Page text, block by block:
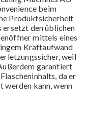
beim
Produktsicherheit
ersetzt den üblichen
mittels eines
Kraftaufwand
weil
garantiert
da er
werden kann, wenn